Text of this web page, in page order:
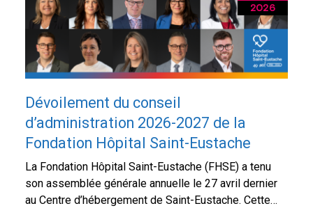
2026
Dévoilement du conseil
d’administration 2026-2027 de la
Fondation Hôpital Saint-Eustache
La Fondation Hôpital Saint-Eustache (FHSE) a tenu
son assemblée générale annuelle le 27 avril dernier
au Centre d’hébergement de Saint-Eustache. Cette